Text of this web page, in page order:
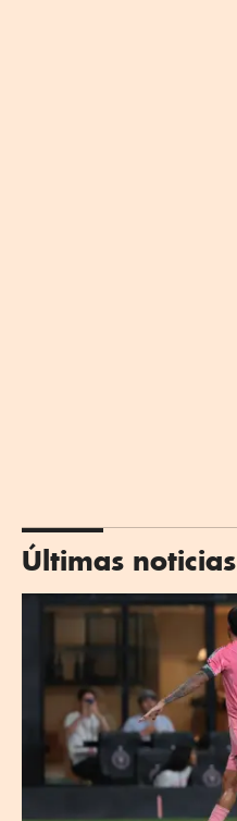
Últimas noticias